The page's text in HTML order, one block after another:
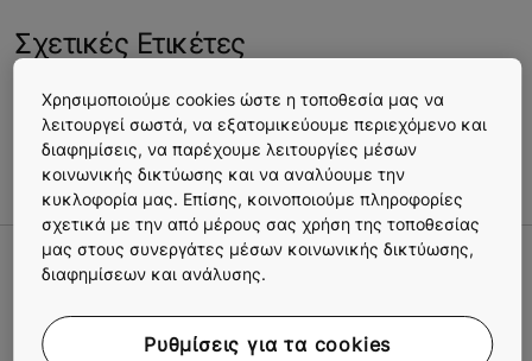
Σχετικές Ετικέτες
#180 Brisbane#Jeddah Tower#Sky Tower#UltraRope
#Αυστραλία#Μέση Ανατολή #Νέα Ζηλανδία
#Τεχνολογία
Περισσότερες ιστορίες
Χρησιμοποιούμε cookies ώστε η τοποθεσία μας να
λειτουργεί σωστά, να εξατομικεύουμε περιεχόμενο και
διαφημίσεις, να παρέχουμε λειτουργίες μέσων
κοινωνικής δικτύωσης και να αναλύουμε την
κυκλοφορία μας. Επίσης, κοινοποιούμε πληροφορίες
σχετικά με την από μέρους σας χρήση της τοποθεσίας
μας στους συνεργάτες μέσων κοινωνικής δικτύωσης,
διαφημίσεων και ανάλυσης.
Ρυθμίσεις για τα cookies